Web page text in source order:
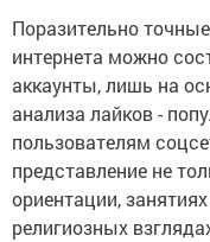
Поразительно
интернета можно
аккаунты, лишь на
анализа лайков -
пользователям
представление не
ориентации,
религиозных